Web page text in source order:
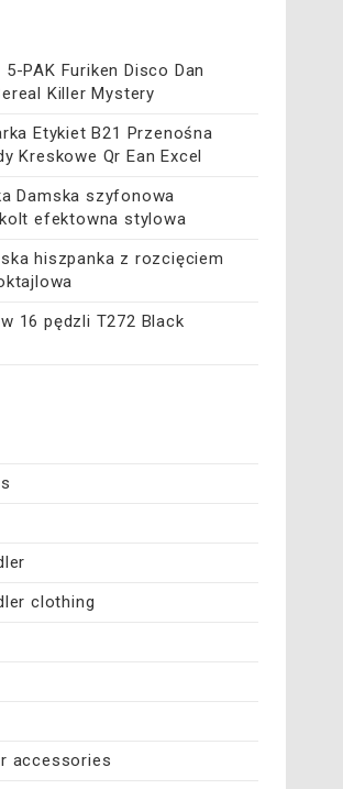
PAK Furiken Disco Dan
Killer Mystery
Etykiet B21 Przenośna
Kreskowe Qr Ean Excel
Damska szyfonowa
efektowna stylowa
hiszpanka z rozcięciem
16 pędzli T272 Black
clothing
accessories